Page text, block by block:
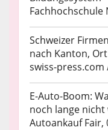
Fachhochschule
Schweizer
nach Kanton,
swiss-press.com
E-Auto-Boom:
noch lange
Autoankauf Fair,